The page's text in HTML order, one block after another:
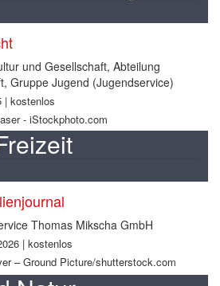
und Gesellschaft, Abteilung
Gruppe Jugend (Jugendservice)
| kostenlos
- iStockphoto.com
Thomas Mikscha GmbH
| kostenlos
– Ground Picture/shutterstock.com